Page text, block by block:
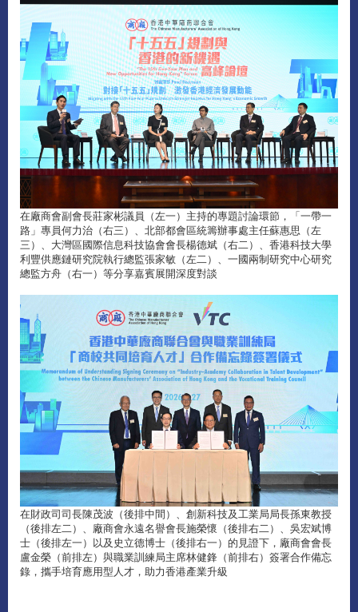
在廠商會副會長莊家彬議員（左一）主持的專題討論環節，「一帶一
路」專員何力治（右三）、北部都會區統籌辦事處主任蘇惠思（左
三）、大灣區國際信息科技協會會長楊德斌（右二）、香港科技大學
利豐供應鏈研究院執行總監張家敏（左二）、一國兩制研究中心研究
總監方舟（右一）等分享嘉賓展開深度對談
在財政司司長陳茂波（後排中間）、創新科技及工業局局長孫東教授
（後排左二）、廠商會永遠名譽會長施榮懷（後排右二）、吳宏斌博
士（後排左一）以及史立德博士（後排右一）的見證下，廠商會會長
盧金榮（前排左）與職業訓練局主席林健鋒（前排右）簽署合作備忘
錄，攜手培育應用型人才，助力香港產業升級